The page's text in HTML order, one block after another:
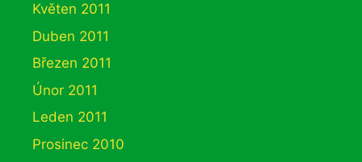
Květen 2011
Duben 2011
Březen 2011
Únor 2011
Leden 2011
Prosinec 2010